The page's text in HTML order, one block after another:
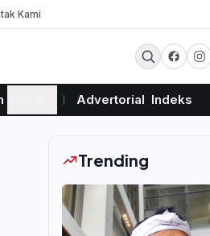
Kami
Advertorial Indeks
Trending